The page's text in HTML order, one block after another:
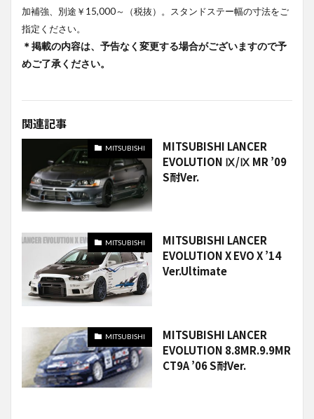
加補強、別途￥15,000～（税抜）。スタンドステー幅の寸法をご
指定ください。
＊掲載の内容は、予告なく変更する場合がございますので予
めご了承ください。
関連記事
MITSUBISHI
MITSUBISHI LANCER
EVOLUTION Ⅸ/Ⅸ MR ’09
S耐Ver.
MITSUBISHI
MITSUBISHI LANCER
EVOLUTION X EVO X ’14
Ver.Ultimate
MITSUBISHI
MITSUBISHI LANCER
EVOLUTION 8.8MR.9.9MR
CT9A ’06 S耐Ver.